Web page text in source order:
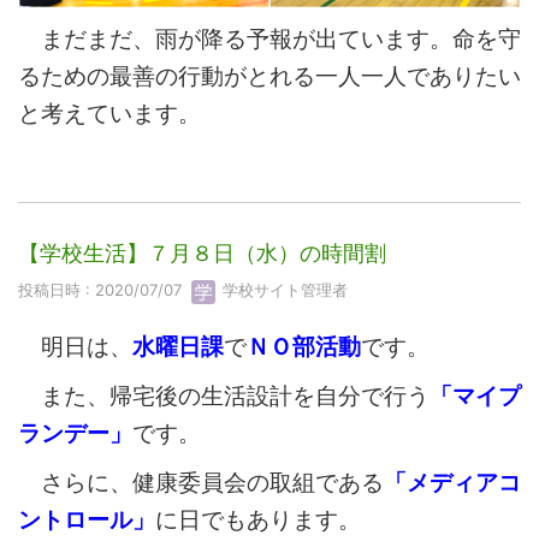
まだまだ、雨が降る予報が出ています。命を守
るための最善の行動がとれる一人一人でありたい
と考えています。
【学校生活】７月８日（水）の時間割
投稿日時 : 2020/07/07 学校サイト管理者
明日は、 水曜日課でＮＯ部活動です。
また、帰宅後の生活設計を自分で行う
「マイプ
ランデー」 です。
さらに、健康委員会の取組である 「メディアコ
ントロール」 に日でもあります。